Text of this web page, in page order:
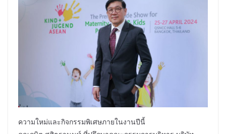
ความใหม่และกิจกรรมพิเศษภายในงานปีนี้